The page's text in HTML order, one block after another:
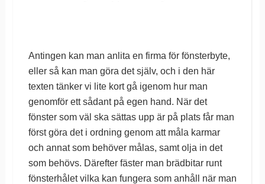
Antingen kan man anlita en firma för fönsterbyte,
eller så kan man göra det själv, och i den här
texten tänker vi lite kort gå igenom hur man
genomför ett sådant på egen hand. När det
fönster som väl ska sättas upp är på plats får man
först göra det i ordning genom att måla karmar
och annat som behöver målas, samt olja in det
som behövs. Därefter fäster man brädbitar runt
fönsterhålet vilka kan fungera som anhåll när man